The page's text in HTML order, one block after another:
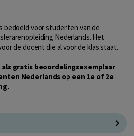
bedoeld voor studenten van de
Nederlands. Het
de docent die al voor de klas staat.
gratis beoordelingsexemplaar
Nederlands op een 1e of 2e